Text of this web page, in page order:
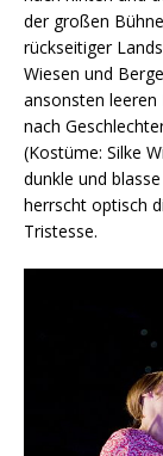
der großen
rückseitiger
Wiesen und
ansonsten leeren
nach
(Kostüme: Silke
dunkle und
herrscht optisch
Tristesse.